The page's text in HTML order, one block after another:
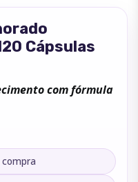
Cápsulas
com fórmula